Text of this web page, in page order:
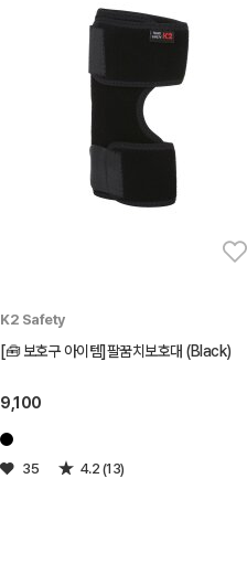
K2 Safety
[🧰 보호구 아이템]팔꿈치보호대 (Black)
9,100
35 4.2 (13)